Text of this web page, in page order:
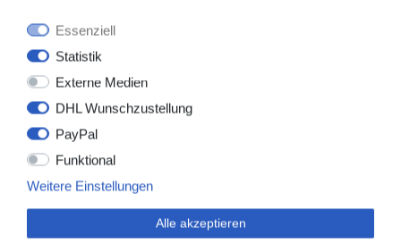
Essenziell
Statistik
Externe Medien
DHL Wunschzustellung
PayPal
Funktional
Weitere Einstellungen
Alle akzeptieren